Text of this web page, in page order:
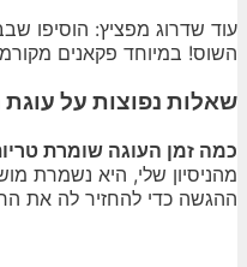
עוד שדרוג מפציץ: הוסיפו
השוס! במיוחד פקאנים
שאלות נפוצות על
כמה זמן העוגה שומרת
מהניסיון שלי, היא נשמרת
ההגשה כדי להחזיר לה את